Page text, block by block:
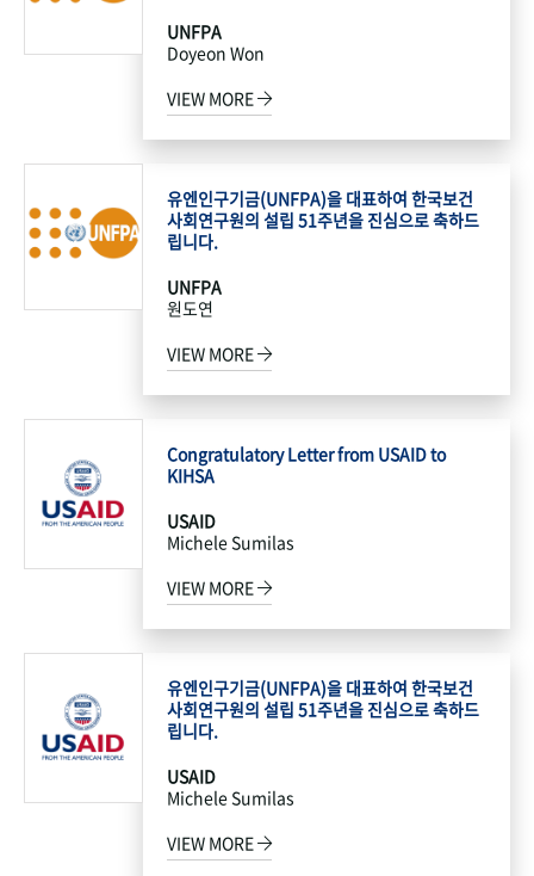
UNFPA
Doyeon Won
VIEW MORE
유엔인구기금(UNFPA)을 대표하여 한국보건
사회연구원의 설립 51주년을 진심으로 축하드
립니다.
UNFPA
원도연
VIEW MORE
Congratulatory Letter from USAID to
KIHSA
USAID
Michele Sumilas
VIEW MORE
유엔인구기금(UNFPA)을 대표하여 한국보건
사회연구원의 설립 51주년을 진심으로 축하드
립니다.
USAID
Michele Sumilas
VIEW MORE